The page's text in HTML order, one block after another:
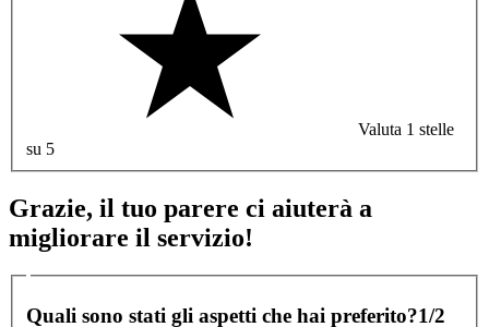
Valuta 1 stelle
su 5
Grazie, il tuo parere ci aiuterà a
migliorare il servizio!
Quali sono stati gli aspetti che hai preferito?1/2